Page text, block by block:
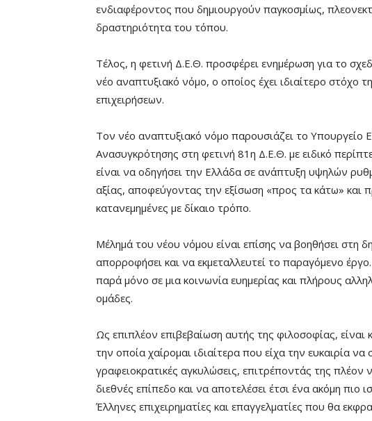
ενδιαφέροντος που δημιουργούν παγκοσμίως,
δραστηριότητα του τόπου.
Τέλος, η φετινή Δ.Ε.Θ. προσφέρει ενημέρωση για το
νέο αναπτυξιακό νόμο, ο οποίος έχει ιδιαίτερο στόχο
επιχειρήσεων.
Τον νέο αναπτυξιακό νόμο παρουσιάζει το Υπουργείο
Ανασυγκρότησης στη φετινή 81η Δ.Ε.Θ. με ειδικό
είναι να οδηγήσει την Ελλάδα σε ανάπτυξη υψηλών
αξίας, αποφεύγοντας την εξίσωση «προς τα κάτω» και
κατανεμημένες με δίκαιο τρόπο.
Μέλημά του νέου νόμου είναι επίσης να βοηθήσει στη
απορροφήσει και να εκμεταλλευτεί το παραγόμενο
παρά μόνο σε μια κοινωνία ευημερίας και πλήρους
ομάδες.
Ως επιπλέον επιβεβαίωση αυτής της φιλοσοφίας,
την οποία χαίρομαι ιδιαίτερα που είχα την ευκαιρία
γραφειοκρατικές αγκυλώσεις, επιτρέποντάς της πλέον
διεθνές επίπεδο και να αποτελέσει έτσι ένα ακόμη πιο
Έλληνες επιχειρηματίες και επαγγελματίες που θα